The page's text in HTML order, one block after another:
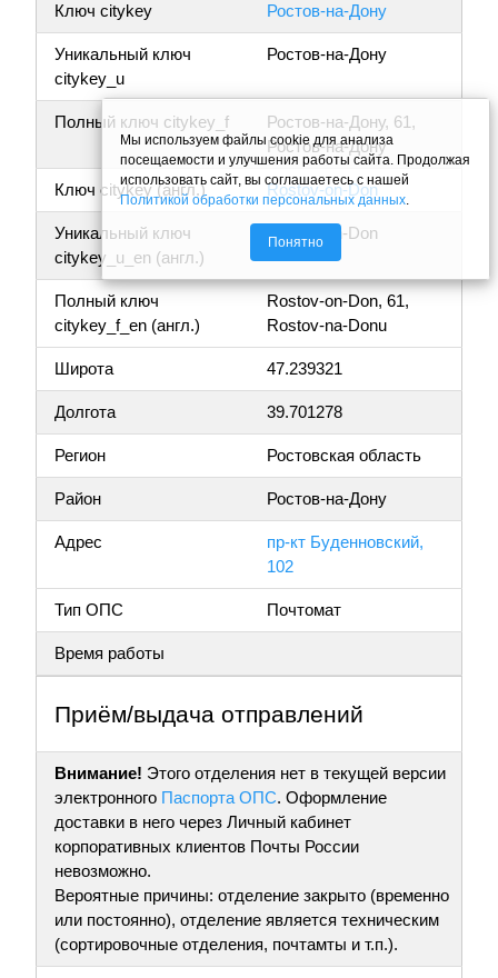
Ключ citykey Ростов-на-Дону
Уникальный ключ
citykey_u
Ростов-на-Дону
Полный ключ citykey_f
Ростов-на-Дону, 61,
Ростов-на-Дону
Ключ citykey (англ.) Rostov-on-Don
Уникальный ключ
citykey_u_en (англ.)
Rostov-on-Don
Полный ключ
citykey_f_en (англ.)
Rostov-on-Don, 61,
Rostov-na-Donu
Широта 47.239321
Долгота 39.701278
Регион Ростовская область
Район Ростов-на-Дону
Адрес
пр-кт Буденновский,
102
Тип ОПС Почтомат
Время работы
Приём/выдача отправлений
Внимание! Этого отделения нет в текущей версии
электронного Паспорта ОПС. Оформление
доставки в него через Личный кабинет
корпоративных клиентов Почты России
невозможно.
Вероятные причины: отделение закрыто (временно
или постоянно), отделение является техническим
(сортировочные отделения, почтамты и т.п.).
Мы используем файлы cookie для анализа
посещаемости и улучшения работы сайта. Продолжая
использовать сайт, вы соглашаетесь с нашей
Политикой обработки персональных данных.
Понятно